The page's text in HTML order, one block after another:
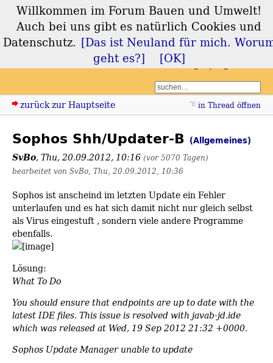
Forum Bauen und
Umwelt
zurück zur Hauptseite in Thread öffnen
Sophos Shh/Updater-B (Allgemeines)
SvBo,Thu, 20.09.2012, 10:16 (vor 5070 Tagen)
bearbeitet von SvBo, Thu, 20.09.2012, 10:36
Sophos ist anscheind im letzten Update ein Fehler
unterlaufen und es hat sich damit nicht nur gleich selbst
als Virus eingestuft , sondern viele andere Programme
ebenfalls.
Lösung:
What To Do
You should ensure that endpoints are up to date with the
latest IDE files. This issue is resolved with javab-jd.ide
which was released at Wed, 19 Sep 2012 21:32 +0000.
Sophos Update Manager unable to update
Willkommen im Forum Bauen und Umwelt!
Auch bei uns gibt es natürlich Cookies und
Datenschutz. [Das ist Neuland für mich.
geht es?]
[OK]